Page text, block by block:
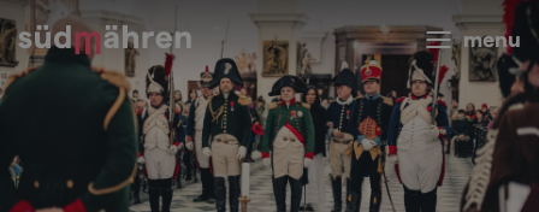
menu